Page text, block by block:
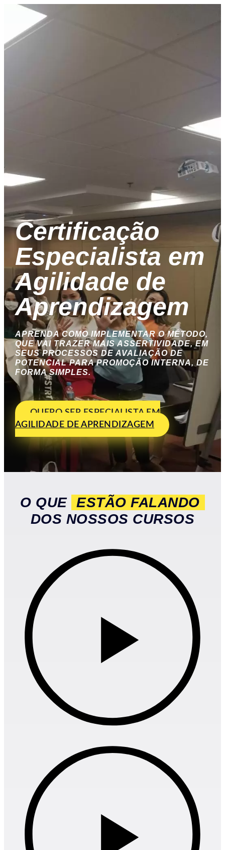
Certificação
Especialista em
Agilidade de
Aprendizagem
APRENDA COMO IMPLEMENTAR O MÉTODO,
QUE VAI TRAZER MAIS ASSERTIVIDADE, EM
SEUS PROCESSOS DE AVALIAÇÃO DE
POTENCIAL PARA PROMOÇÃO INTERNA, DE
FORMA SIMPLES.
QUERO SER ESPECIALISTA EM
AGILIDADE DE APRENDIZAGEM
O QUE ESTÃO FALANDO
DOS NOSSOS CURSOS